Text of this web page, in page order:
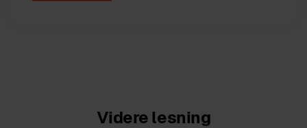
Videre lesning